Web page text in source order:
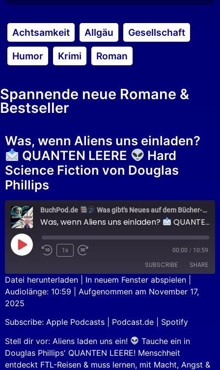
Achtsamkeit Allgäu
Gesellschaft
Humor
Krimi Roman
Spannende neue Romane &
Bestseller
Was, wenn Aliens uns einladen?
QUANTEN LEERE
Hard
Science Fiction von Douglas
Phillips
BuchPod.de Was gibt's Neues auf dem Bücher-Markt?
Was, wenn Aliens uns einladen? QUANTEN LEERE
1x 00:00 / 10:59
SUBSCRIBE SHARE
Apple Podcasts Podcast.de
RSS FEED
SHARE
EMBED
Datei herunterladen In neuem Fenster abspielen
Audiolänge: 10:59
Aufgenommen am November 17,
2025
Subscribe: Apple Podcasts Podcast.de
Spotify
Stell dir vor: Aliens laden uns ein!
Tauche ein in
Douglas Phillips' QUANTEN LEERE! Menschheit
entdeckt FTL-Reisen & muss lernen, mit Macht, Angst &